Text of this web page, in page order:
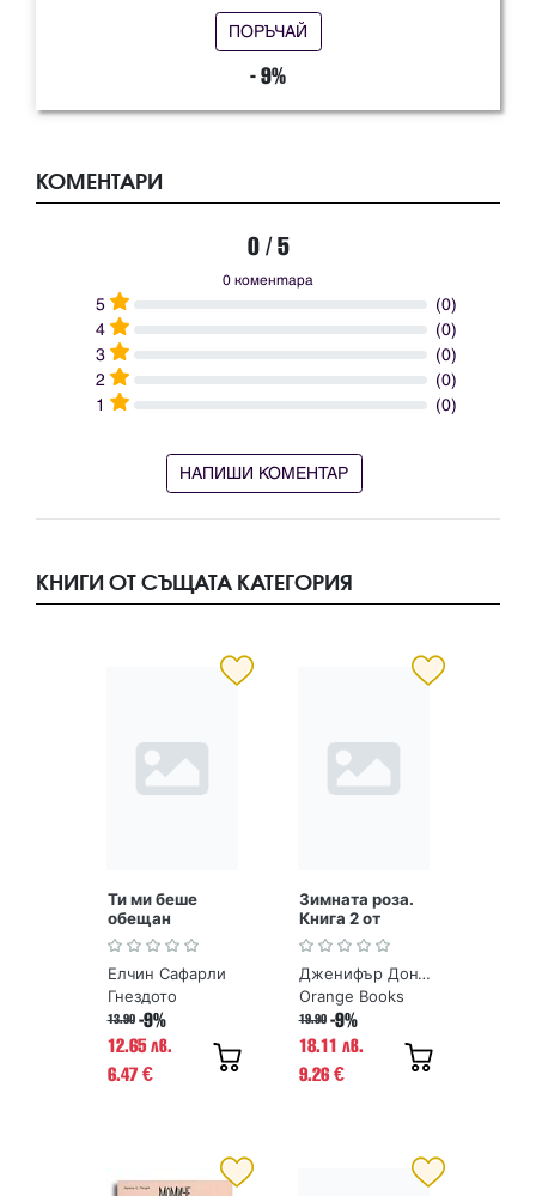
ПОРЪЧАЙ
- 9%
КОМЕНТАРИ
0 / 5
0 коментара
5
(0)
4
(0)
3
(0)
2
(0)
1
(0)
НАПИШИ КОМЕНТАР
КНИГИ ОТ СЪЩАТА КАТЕГОРИЯ
Ти ми беше
обещан
Елчин Сафарли
Гнездото
13.90 -9%
12.65 лв.
6.47€
Зимната роза.
Книга 2 от
Поредица
Чаената роза
Дженифър Донъли
Orange Books
19.90 -9%
18.11 лв.
9.26 €